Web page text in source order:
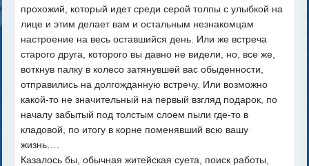
прохожий, который идет среди серой толпы с улыбкой на
лице и этим делает вам и остальным незнакомцам
настроение на весь оставшийся день. Или же встреча
старого друга, которого вы давно не видели, но, все же,
воткнув палку в колесо затянувшей вас обыденности,
отправились на долгожданную встречу. Или возможно
какой-то не значительный на первый взгляд подарок, по
началу забытый под толстым слоем пыли где-то в
кладовой, по итогу в корне поменявший всю вашу
жизнь….
Казалось бы, обычная житейская суета, поиск работы,